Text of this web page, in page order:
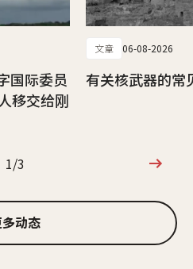
国际委员
移交给刚
文章 06-08-2026
有关核武器的常
1/3
1/3
动态